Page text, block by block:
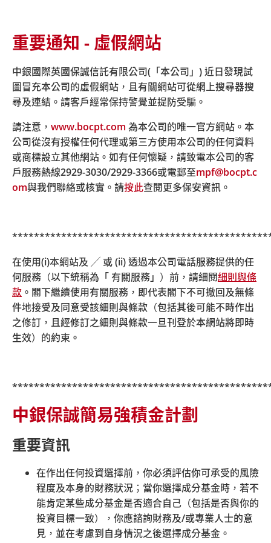
重要通知 - 虛假網站
中銀國際英國保誠信託有限公司(「本公司」) 近日發現試
圖冒充本公司的虛假網站，且有關網站可從網上搜尋器搜
尋及連結。請客戶經常保持警覺並提防受騙。
請注意， www.bocpt.com 為本公司的唯一官方網站。本
公司從沒有授權任何代理或第三方使用本公司的任何資料
或商標設立其他網站。如有任何懷疑，請致電本公司的客
戶服務熱線2929-3030/2929-3366或電郵至mpf@bocpt.c
om與我們聯絡或核實。請按此查閱更多保安資訊。
在使用(i)本網站及 ╱ 或 (ii) 透過本公司電話服務提供的任
何服務（以下統稱為「 有關服務」）前，請細閱細則與條
款 。閣下繼續使用有關服務，即代表閣下不可撤回及無條
件地接受及同意受該細則與條款（包括其後可能不時作出
之修訂，且經修訂之細則與條款一旦刊登於本網站將即時
生效）的約束 。
中銀保誠簡易強積金計劃
重要資訊
在作出任何投資選擇前，你必須評估你可承受的風險
程度及本身的財務狀況；當你選擇成分基金時，若不
能肯定某些成分基金是否適合自己（包括是否與你的
投資目標一致），你應諮詢財務及/或專業人士的意
見，並在考慮到自身情況之後選擇成分基金。
主頁 關於我們
最新消息
消息詳情 中銀保誠強積金流動程式將推出全新生物認證登
入功能
中銀保誠強積金流動程式將推出
全新生物認證登入功能
APP)，輕鬆享用全新生物認證登入功能及簡潔流暢的版面
全新升級BOCPT MPF APP圖示為
最新版BOCPT MPF APP將提供更加安全及快捷的流動平
台，客戶可以通過指紋、面容識別等生物認證方式登入強
我們亦將繼續優化成員網上登入方式，敬請留意最新資
訊！
© 中銀國際英國保誠信託有限公司 2026
網站地圖 | 保安資訊 | 相關連結 | 細則與條款 |
超連結政策 | 私隱聲明